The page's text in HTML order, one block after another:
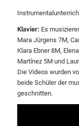
Klavier: Es
Mara Jürgens 7M,
Klara Ebner 8M,
Martínez 5M und
Die Videos wurden
beide Schüler der
geschnitten.